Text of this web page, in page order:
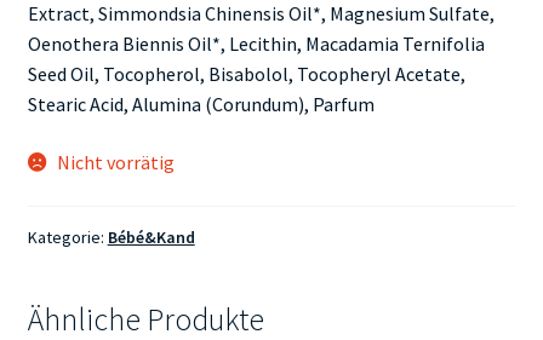
Extract, Simmondsia Chinensis Oil*, Magnesium Sulfate,
Oenothera Biennis Oil*, Lecithin, Macadamia Ternifolia
Seed Oil, Tocopherol, Bisabolol, Tocopheryl Acetate,
Stearic Acid, Alumina (Corundum), Parfum
Nicht vorrätig
Kategorie: Bébé&Kand
Ähnliche Produkte